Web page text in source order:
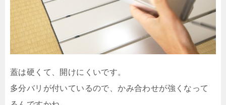
蓋は硬くて、開けにくいです。
多分バリが付いているので、かみ合わせが強くなって